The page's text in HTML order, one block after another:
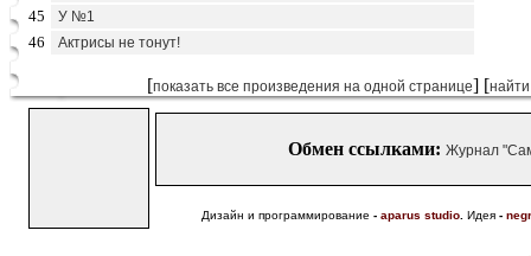
45 У №1
46 Актрисы не тонут!
[показать все произведения на одной странице] [
Обмен ссылками: Журнал
Дизайн и программирование - aparus studio. Идея-